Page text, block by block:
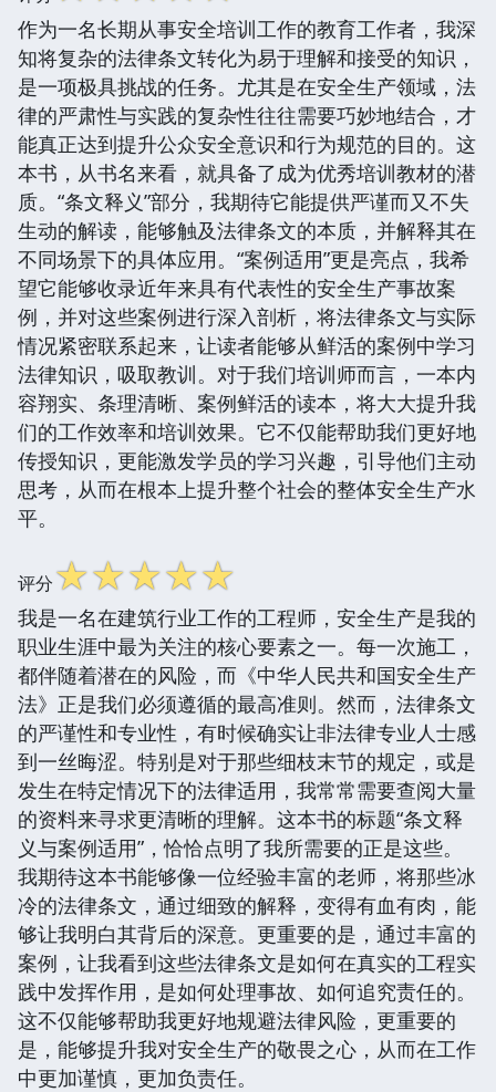
作为一名长期从事安全培训工作的教育工作者，我深
知将复杂的法律条文转化为易于理解和接受的知识，
是一项极具挑战的任务。尤其是在安全生产领域，法
律的严肃性与实践的复杂性往往需要巧妙地结合，才
能真正达到提升公众安全意识和行为规范的目的。这
本书，从书名来看，就具备了成为优秀培训教材的潜
质。“条文释义”部分，我期待它能提供严谨而又不失
生动的解读，能够触及法律条文的本质，并解释其在
不同场景下的具体应用。“案例适用”更是亮点，我希
望它能够收录近年来具有代表性的安全生产事故案
例，并对这些案例进行深入剖析，将法律条文与实际
情况紧密联系起来，让读者能够从鲜活的案例中学习
法律知识，吸取教训。对于我们培训师而言，一本内
容翔实、条理清晰、案例鲜活的读本，将大大提升我
们的工作效率和培训效果。它不仅能帮助我们更好地
传授知识，更能激发学员的学习兴趣，引导他们主动
思考，从而在根本上提升整个社会的整体安全生产水
平。
评分☆☆☆☆☆
我是一名在建筑行业工作的工程师，安全生产是我的
职业生涯中最为关注的核心要素之一。每一次施工，
都伴随着潜在的风险，而《中华人民共和国安全生产
法》正是我们必须遵循的最高准则。然而，法律条文
的严谨性和专业性，有时候确实让非法律专业人士感
到一丝晦涩。特别是对于那些细枝末节的规定，或是
发生在特定情况下的法律适用，我常常需要查阅大量
的资料来寻求更清晰的理解。这本书的标题“条文释
义与案例适用”，恰恰点明了我所需要的正是这些。
我期待这本书能够像一位经验丰富的老师，将那些冰
冷的法律条文，通过细致的解释，变得有血有肉，能
够让我明白其背后的深意。更重要的是，通过丰富的
案例，让我看到这些法律条文是如何在真实的工程实
践中发挥作用，是如何处理事故、如何追究责任的。
这不仅能够帮助我更好地规避法律风险，更重要的
是，能够提升我对安全生产的敬畏之心，从而在工作
中更加谨慎，更加负责任。